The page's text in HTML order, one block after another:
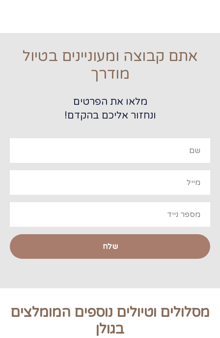
אתם קבוצה ומעוניינים בטיול
מודרך
מלאו את הפרטים
ונחזור אליכם בהקדם!
שלח
מסלולים וטיולים נוספים המומלצים
בגולן